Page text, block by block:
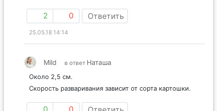
2 0 Ответить
25.05.18 14:14
Mild в ответ Наташа
Около 2,5 см.
Скорость разваривания зависит от сорта картошки.